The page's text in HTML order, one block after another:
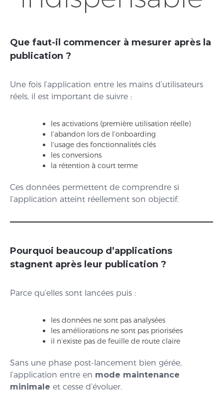
Que faut-il commencer à mesurer après la
publication ?
Une fois l’application entre les mains d’utilisateurs
réels, il est important de suivre :
les activations (première utilisation réelle)
l’abandon lors de l’onboarding
l’usage des fonctionnalités clés
les conversions
la rétention à court terme
Ces données permettent de comprendre si
l’application atteint réellement son objectif.
Pourquoi beaucoup d’applications
stagnent après leur publication ?
Parce qu’elles sont lancées puis :
les données ne sont pas analysées
les améliorations ne sont pas priorisées
il n’existe pas de feuille de route claire
Sans une phase post-lancement bien gérée,
l’application entre en mode maintenance
minimale et cesse d’évoluer.